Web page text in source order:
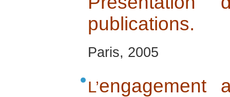
publications.
Paris, 2005
L’engagement